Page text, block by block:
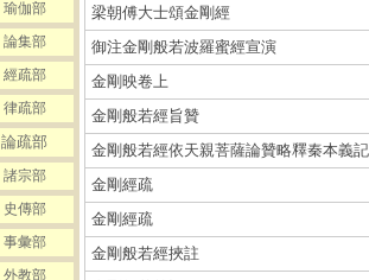
瑜伽部
論集部
經疏部
律疏部
論疏部
諸宗部
史傳部
事彙部
外教部
梁朝傅大士頌金剛經
御注金剛般若波羅蜜經宣演
金剛映卷上
金剛般若經旨贊
金剛般若經依天親菩薩論贊略釋秦本義
金剛經疏
金剛經疏
金剛般若經挾註